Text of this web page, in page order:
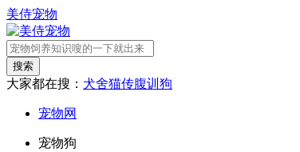
美侍宠物
搜索
大家都在搜： 犬舍猫传腹训狗
宠物网
宠物狗